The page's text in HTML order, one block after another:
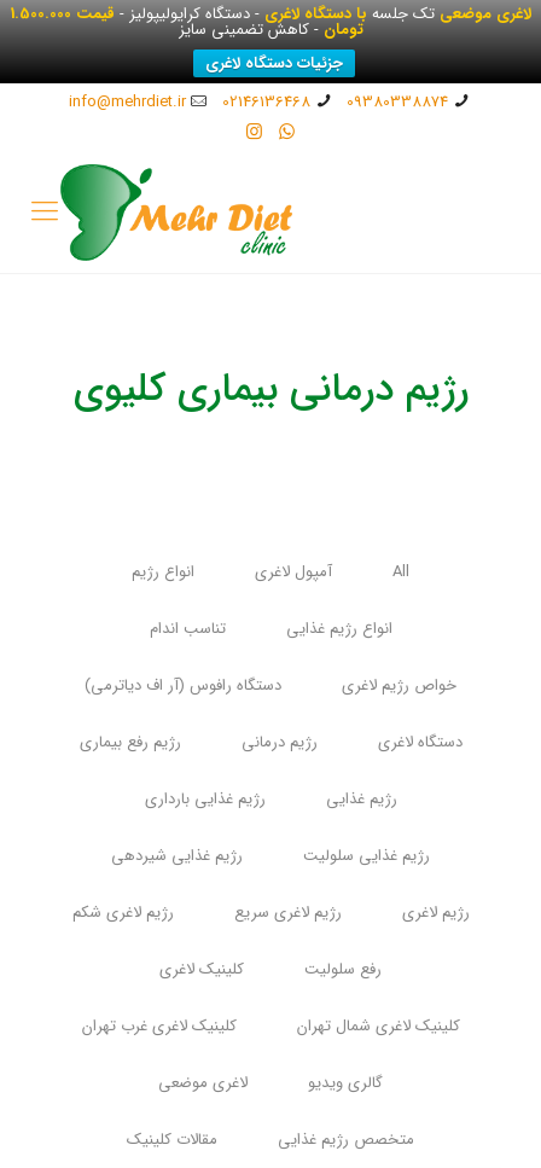
لاغری موضعیتک جلسهبا دستگاه لاغری- دستگاه کرایولیپولیز - قیمت 1.500.000
تومان- کاهش تضمینی سایز
جزئیات دستگاه لاغری
09380338874
02146136468
info@mehrdiet.ir
رژیم درمانی بیماری کلیوی
All آمپول لاغری انواع رژیم
انواع رژیم غذایی تناسب اندام
خواص رژیم لاغری دستگاه رافوس (آر اف دیاترمی)
دستگاه لاغری رژیم درمانی رژیم رفع بیماری
رژیم غذایی رژیم غذایی بارداری
رژیم غذایی سلولیت رژیم غذایی شیردهی
رژیم لاغری رژیم لاغری سریع رژیم لاغری شکم
رفع سلولیت کلینیک لاغری
کلینیک لاغری شمال تهران کلینیک لاغری غرب تهران
گالری ویدیو لاغری موضعی
متخصص رژیم غذایی مقالات کلینیک